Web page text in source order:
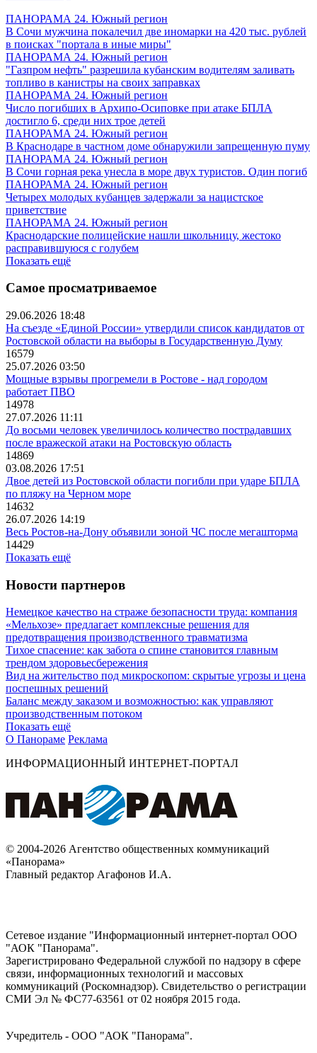
ПАНОРАМА 24. Южный регион
В Сочи мужчина покалечил две иномарки на 420 тыс. рублей
в поисках "портала в иные миры"
ПАНОРАМА 24. Южный регион
"Газпром нефть" разрешила кубанским водителям заливать
топливо в канистры на своих заправках
ПАНОРАМА 24. Южный регион
Число погибших в Архипо-Осиповке при атаке БПЛА
достигло 6, среди них трое детей
ПАНОРАМА 24. Южный регион
В Краснодаре в частном доме обнаружили запрещенную пуму
ПАНОРАМА 24. Южный регион
В Сочи горная река унесла в море двух туристов. Один погиб
ПАНОРАМА 24. Южный регион
Четырех молодых кубанцев задержали за нацистское
приветствие
ПАНОРАМА 24. Южный регион
Краснодарские полицейские нашли школьницу, жестоко
расправившуюся с голубем
Показать ещё
Самое просматриваемое
29.06.2026 18:48
На съезде «Единой России» утвердили список кандидатов от
Ростовской области на выборы в Государственную Думу
16579
25.07.2026 03:50
Мощные взрывы прогремели в Ростове - над городом
работает ПВО
14978
27.07.2026 11:11
До восьми человек увеличилось количество пострадавших
после вражеской атаки на Ростовскую область
14869
03.08.2026 17:51
Двое детей из Ростовской области погибли при ударе БПЛА
по пляжу на Черном море
14632
26.07.2026 14:19
Весь Ростов-на-Дону объявили зоной ЧС после мегашторма
14429
Показать ещё
Новости партнеров
Немецкое качество на страже безопасности труда: компания
«Мельхозе» предлагает комплексные решения для
предотвращения производственного травматизма
Тихое спасение: как забота о спине становится главным
трендом здоровьесбережения
Вид на жительство под микроскопом: скрытые угрозы и цена
поспешных решений
Баланс между заказом и возможностью: как управляют
производственным потоком
Показать ещё
О Панораме Реклама
ИНФОРМАЦИОННЫЙ ИНТЕРНЕТ-ПОРТАЛ
© 2004-2026 Агентство общественных коммуникаций
«Панорама»
Главный редактор Агафонов И.А.
Сетевое издание "Информационный интернет-портал ООО
"АОК "Панорама".
Зарегистрировано Федеральной службой по надзору в сфере
связи, информационных технологий и массовых
коммуникаций (Роскомнадзор). Cвидетельство о регистрации
СМИ Эл № ФС77-63561 от 02 ноября 2015 года.
Учредитель - ООО "АОК "Панорама".